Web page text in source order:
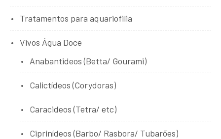
Tratamentos para aquariofilia
Vivos Água Doce
Anabantideos (Betta/ Gourami)
Calictídeos (Corydoras)
Caracideos (Tetra/ etc)
Ciprinídeos (Barbo/ Rasbora/ Tubarões)